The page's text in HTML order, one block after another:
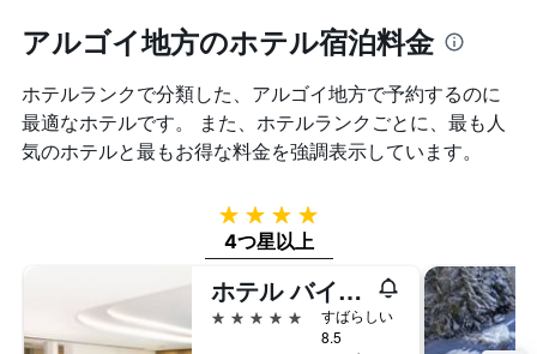
アルゴイ地方のホテル宿泊料金
ホテルランクで分類した、アルゴイ地方​で予約するのに
最適なホテルです。 また、ホテルランクごとに、最も人
気のホテルと最もお得な料金を強調表示しています。
4つ星
4つ星以上
ホテル バイエリッシャー ホフ
5つ星
すばらしい
8.5